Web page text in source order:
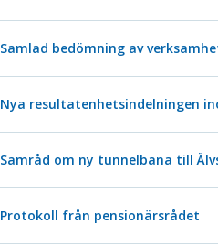
Samlad bedömning av
Nya resultatenhetsindelningen
Samråd om ny tunnelbana till
Protokoll från pensionärsrådet